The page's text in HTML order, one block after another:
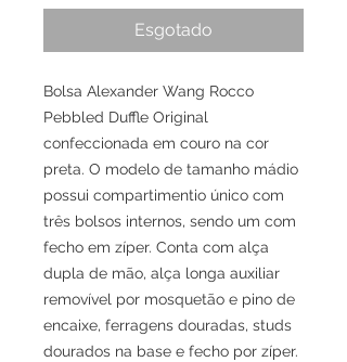
Esgotado
Bolsa Alexander Wang Rocco
Pebbled Duffle Original
confeccionada em couro na cor
preta. O modelo de tamanho mádio
possui compartimentio único com
três bolsos internos, sendo um com
fecho em zíper. Conta com alça
dupla de mão, alça longa auxiliar
removível por mosquetão e pino de
encaixe, ferragens douradas, studs
dourados na base e fecho por zíper.